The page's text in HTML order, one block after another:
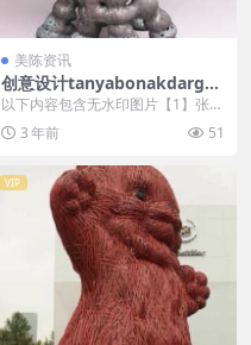
美陈资讯
创意设计tanyabonakdargall
ery美陈创意 (336)
以下内容包含无水印图片【1】张
，开通会员无障碍浏览 开通VIP会
员 3 年前 51
VIP